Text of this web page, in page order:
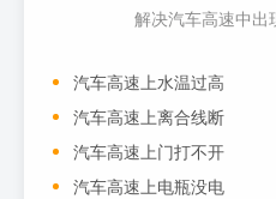
解决汽车高速中出
汽车高速上水温过高
汽车高速上离合线断
汽车高速上门打不开
汽车高速上电瓶没电